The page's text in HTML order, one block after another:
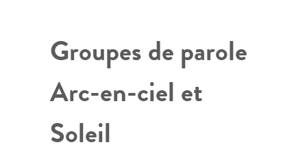
Groupes de parole
Arc-en-ciel et
Soleil